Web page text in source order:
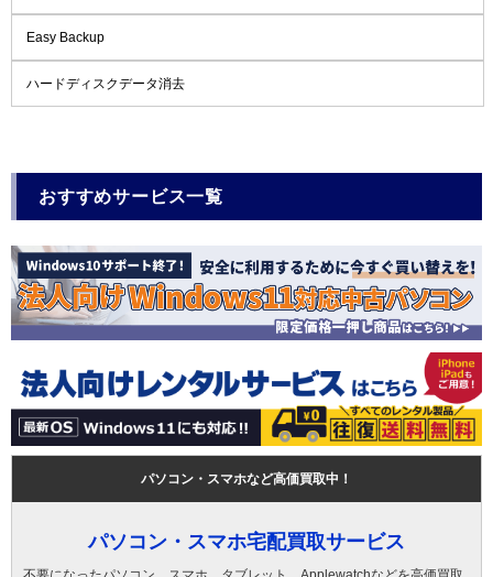
Easy Backup
ハードディスクデータ消去
おすすめサービス一覧
パソコン・スマホなど高価買取中！
パソコン・スマホ宅配買取サービス